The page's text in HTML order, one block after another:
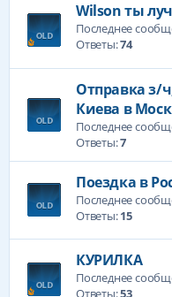
Wilson ты
Последнее
Ответы:74
Отправка з/
Киева в
Последнее
Ответы:7
Поездка в
Последнее
Ответы:15
КУРИЛКА
Последнее
Ответы:53